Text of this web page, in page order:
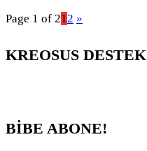
Page 1 of 21 2 »
KREOSUS DESTEK
BİBE ABONE!